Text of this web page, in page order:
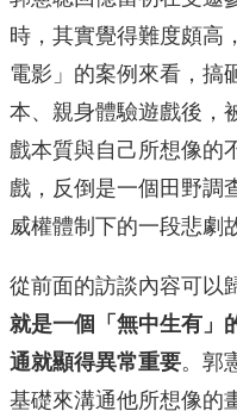
時，其實覺得難度頗高
電影」的案例來看，搞
本、親身體驗遊戲後，
戲本質與自己所想像的
戲，反倒是一個田野調
威權體制下的一段悲劇
從前面的訪談內容可以
就是一個「無中生有」
通就顯得異常重要。郭
基礎來溝通他所想像的